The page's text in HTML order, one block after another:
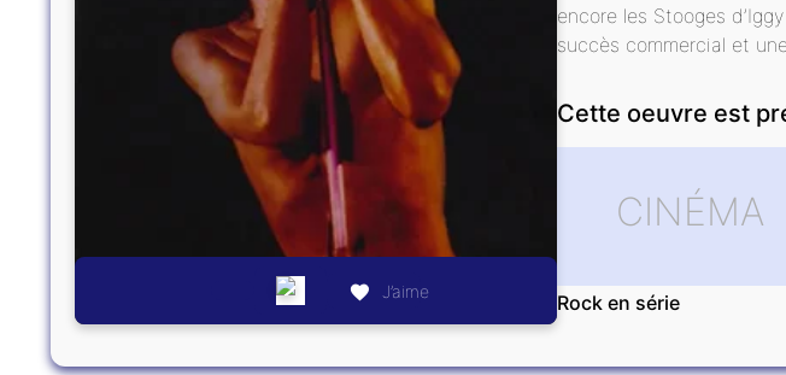
J’aime
encore les Stooges
succès commercial et
Cette oeuvre est
CINÉMA
Rock en série